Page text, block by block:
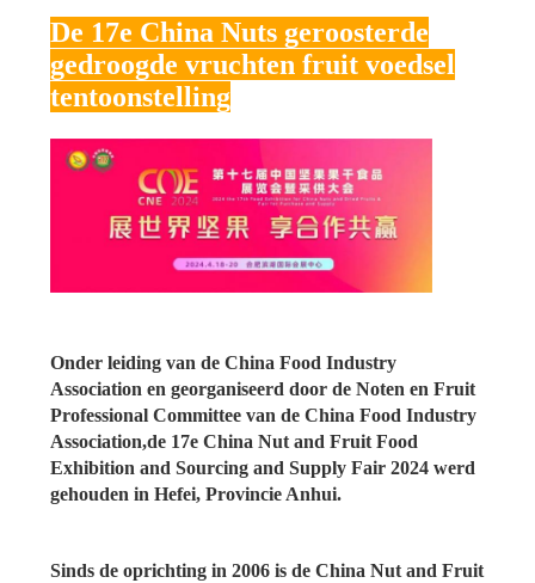
De 17e China Nuts geroosterde
gedroogde vruchten fruit voedsel
tentoonstelling
Onder leiding van de China Food Industry
Association en georganiseerd door de Noten en Fruit
Professional Committee van de China Food Industry
Association,de 17e China Nut and Fruit Food
Exhibition and Sourcing and Supply Fair 2024 werd
gehouden in Hefei, Provincie Anhui.
Sinds de oprichting in 2006 is de China Nut and Fruit